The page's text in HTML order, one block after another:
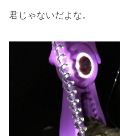
君じゃないだよな。